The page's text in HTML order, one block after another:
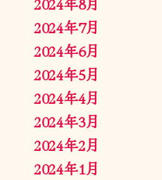
2024年7月
2024年6月
2024年5月
2024年4月
2024年3月
2024年2月
2024年1月